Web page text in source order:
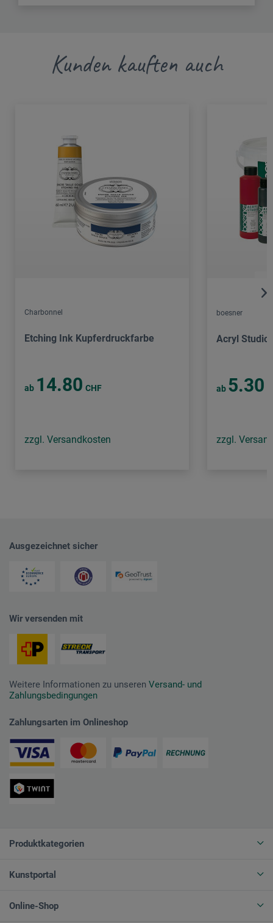
Kunden kauften auch
Charbonnel
Etching Ink Kupferdruckfarbe
ab 14.80 CHF
zzgl. Versandkosten
boesner
Acryl Studio
ab 5.30
zzgl.
Ausgezeichnet sicher
Wir versenden mit
Weitere Informationen zu unseren Versand- und
Zahlungsbedingungen
Zahlungsarten im Onlineshop
Produktkategorien
Kunstportal
Online-Shop